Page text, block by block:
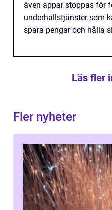
även appar stoppas för
underhållstjänster som
spara pengar och hålla
Läs fler
Fler nyheter